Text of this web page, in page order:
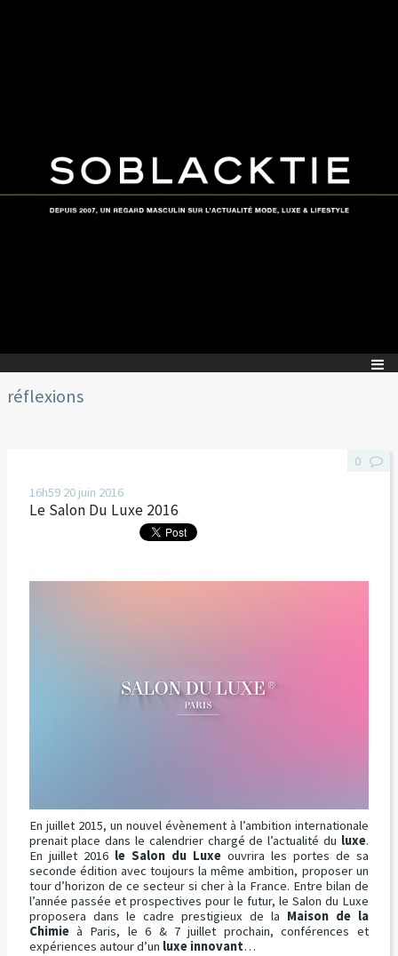
réflexions
16h59 20 juin 2016
Le Salon Du Luxe 2016
En juillet 2015, un nouvel évènement à l’ambition internationale
prenait place dans le calendrier chargé de l’actualité du luxe.
En juillet 2016 le Salon du Luxeouvrira les portes de sa
seconde édition avec toujours la même ambition, proposer un
tour d’horizon de ce secteur si cher à la France. Entre bilan de
l’année passée et prospectives pour le futur, le Salon du Luxe
proposera dans le cadre prestigieux de la Maison de la
Chimieà Paris, le 6 & 7 juillet prochain, conférences et
expériences autour d’un luxe innovant…
0